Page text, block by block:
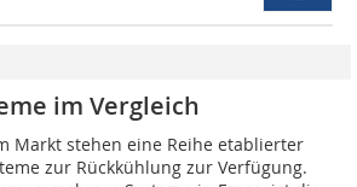
im Vergleich
Markt stehen eine Reihe etablierter
zur Rückkühlung zur Verfügung.